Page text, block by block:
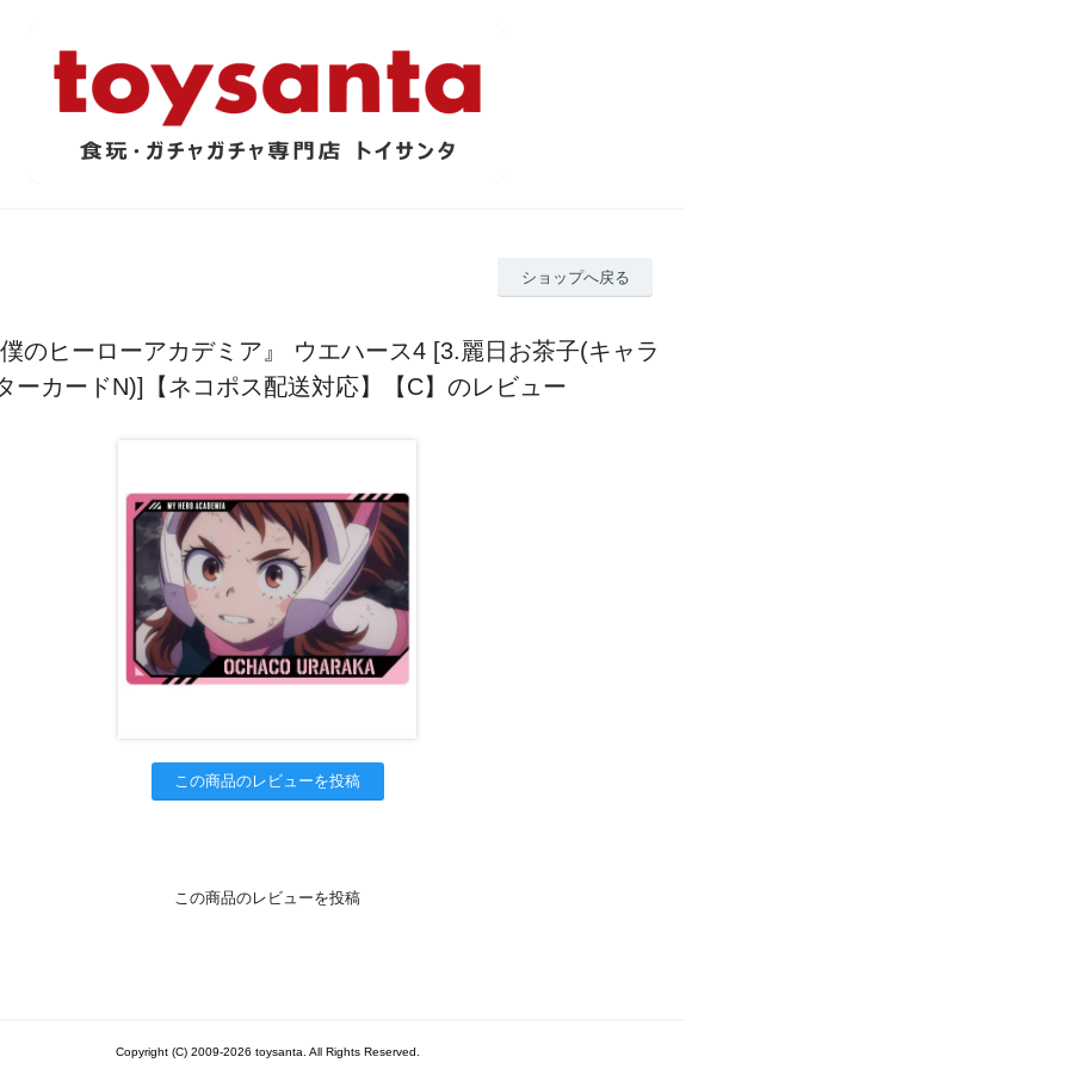
ショップへ戻る
のヒーローアカデミア』 ウエハース4 [3.麗日お茶子(キャラ
ーカードN)]【ネコポス配送対応】【C】のレビュー
この商品のレビューを投稿
この商品のレビューを投稿
Copyright (C) 2009-2026 toysanta. All Rights Reserved.